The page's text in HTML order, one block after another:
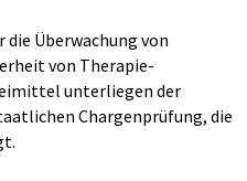
Überwachung von
von Therapie-
unterliegen der
Chargenprüfung, die